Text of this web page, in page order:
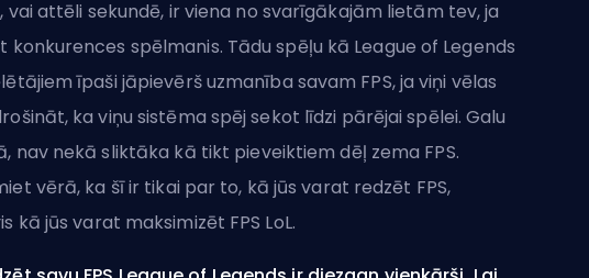
, vai attēli sekundē, ir viena no svarīgākajām lietām tev, ja
konkurences spēlmanis. Tādu spēļu kā League of Legends
īpaši jāpievērš uzmanība savam FPS, ja viņi vēlas
ka viņu sistēma spēj sekot līdzi pārējai spēlei. Galu
nav nekā sliktāka kā tikt pieveiktiem dēļ zema FPS.
vērā, ka šī ir tikai par to, kā jūs varat redzēt FPS,
kā jūs varat maksimizēt FPS LoL.